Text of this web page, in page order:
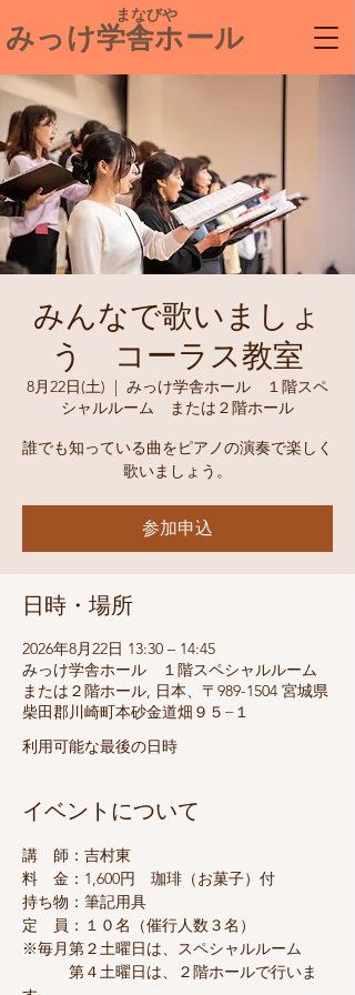
​ まなびや
みっけ学舎ホール
みんなで歌いましょ
う コーラス教室
8月22日(土)
  |
みっけ学舎ホール １階スペ
シャルルーム または２階ホール
誰でも知っている曲をピアノの演奏で楽しく
歌いましょう。
参加申込
日時・場所
2026年8月22日 13:30 – 14:45
みっけ学舎ホール １階スペシャルルーム
または２階ホール, 日本、〒989-1504 宮城県
柴田郡川崎町本砂金道畑９５−１
利用可能な最後の日時
イベントについて
講　師：吉村東
料　金：1,600円　珈琲（お菓子）付
持ち物：筆記用具
定　員：１０名（催行人数３名）
※毎月第２土曜日は、スペシャルルーム
第４土曜日は、２階ホールで行いま